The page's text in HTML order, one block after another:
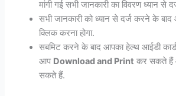
मांगी गई सभी जानकारी का विवरण ध्यान से
सभी जानकारी को ध्यान से दर्ज करने के
क्लिक करना होगा.
सबमिट करने के बाद आपका हेल्थ आईडी
आप Download and Print कर सकते हैं
सकते हैं.